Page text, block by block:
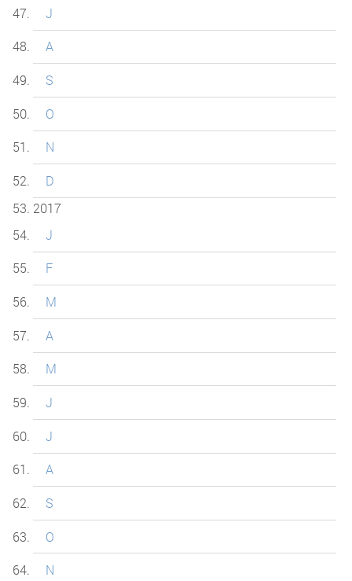
J
A
S
O
N
D
2017
J
F
M
A
M
J
J
A
S
O
N